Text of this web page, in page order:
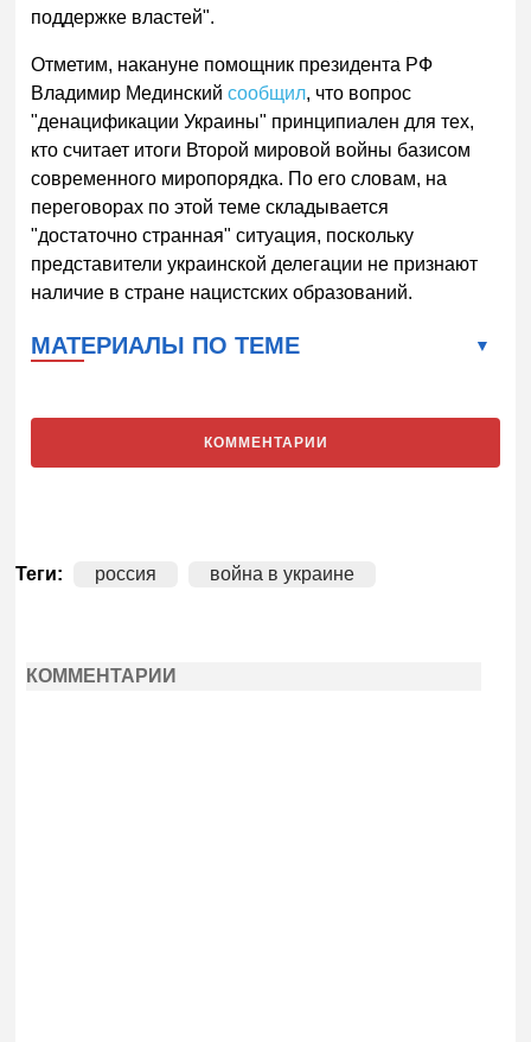
поддержке властей".
Отметим, накануне помощник президента РФ
Владимир Мединскийсообщил, что вопрос
"денацификации Украины" принципиален для тех,
кто считает итоги Второй мировой войны базисом
современного миропорядка. По его словам, на
переговорах по этой теме складывается
"достаточно странная" ситуация, поскольку
представители украинской делегации не признают
наличие в стране нацистских образований.
МАТЕРИАЛЫ ПО ТЕМЕ
КОММЕНТАРИИ
Теги: россия война в украине
КОММЕНТАРИИ